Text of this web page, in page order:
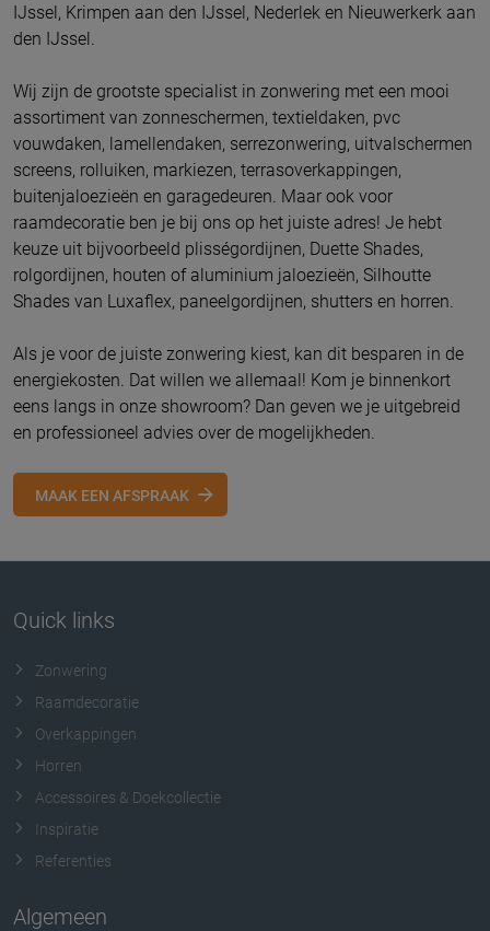
IJssel, Krimpen aan den IJssel, Nederlek en Nieuwerkerk aan
den IJssel.
Wij zijn de grootste specialist in zonwering met een mooi
assortiment van zonneschermen, textieldaken, pvc
vouwdaken, lamellendaken, serrezonwering, uitvalschermen
screens, rolluiken, markiezen, terrasoverkappingen,
buitenjaloezieën en garagedeuren. Maar ook voor
raamdecoratie ben je bij ons op het juiste adres! Je hebt
keuze uit bijvoorbeeld plisségordijnen, Duette Shades,
rolgordijnen, houten of aluminium jaloezieën, Silhoutte
Shades van Luxaflex, paneelgordijnen, shutters en horren.
Als je voor de juiste zonwering kiest, kan dit besparen in de
energiekosten. Dat willen we allemaal! Kom je binnenkort
eens langs in onze showroom? Dan geven we je uitgebreid
en professioneel advies over de mogelijkheden.
MAAK EEN AFSPRAAK
Quick links
Zonwering
Raamdecoratie
Overkappingen
Horren
Accessoires & Doekcollectie
Inspiratie
Referenties
Algemeen